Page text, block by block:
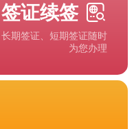
签证续签
期签证、短期签证随时
为您办理